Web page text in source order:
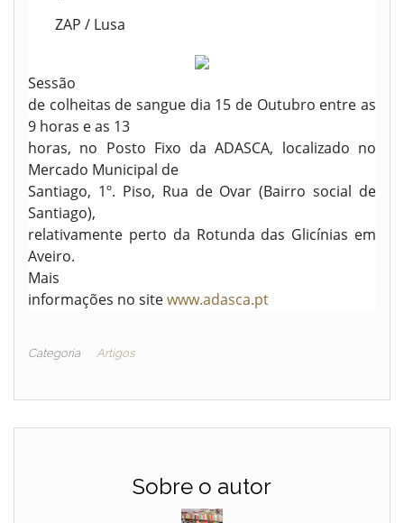
ZAP / Lusa
Sessão
de colheitas de sangue dia 15 de Outubro entre as
9 horas e as 13
horas, no Posto Fixo da ADASCA, localizado no
Mercado Municipal de
Santiago, 1º. Piso, Rua de Ovar (Bairro social de
Santiago),
relativamente perto da Rotunda das Glicínias em
Aveiro.
Mais
informações no sitewww.adasca.pt
Categoria Artigos
Sobre o autor